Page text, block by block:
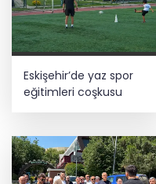
Eskişehir’de yaz spor
eğitimleri coşkusu